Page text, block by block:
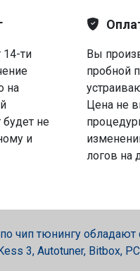
14-ти
на
будет не
и
Вы
пробной
Цена не
логов на
чип тюнингу
3, Autotuner, Bitbox,